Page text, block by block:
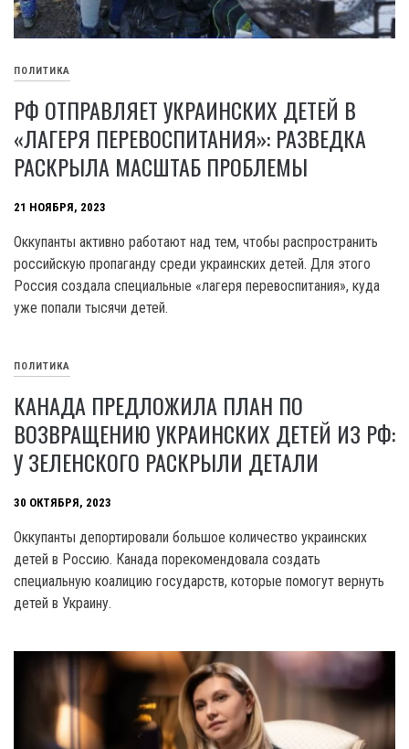
ПОЛИТИКА
РФ ОТПРАВЛЯЕТ УКРАИНСКИХ ДЕТЕЙ В
«ЛАГЕРЯ ПЕРЕВОСПИТАНИЯ»: РАЗВЕДКА
РАСКРЫЛА МАСШТАБ ПРОБЛЕМЫ
21 НОЯБРЯ, 2023
Оккупанты активно работают над тем, чтобы распространить
российскую пропаганду среди украинских детей. Для этого
Россия создала специальные «лагеря перевоспитания», куда
уже попали тысячи детей.
ПОЛИТИКА
КАНАДА ПРЕДЛОЖИЛА ПЛАН ПО
ВОЗВРАЩЕНИЮ УКРАИНСКИХ ДЕТЕЙ ИЗ РФ:
У ЗЕЛЕНСКОГО РАСКРЫЛИ ДЕТАЛИ
30 ОКТЯБРЯ, 2023
Оккупанты депортировали большое количество украинских
детей в Россию. Канада порекомендовала создать
специальную коалицию государств, которые помогут вернуть
детей в Украину.